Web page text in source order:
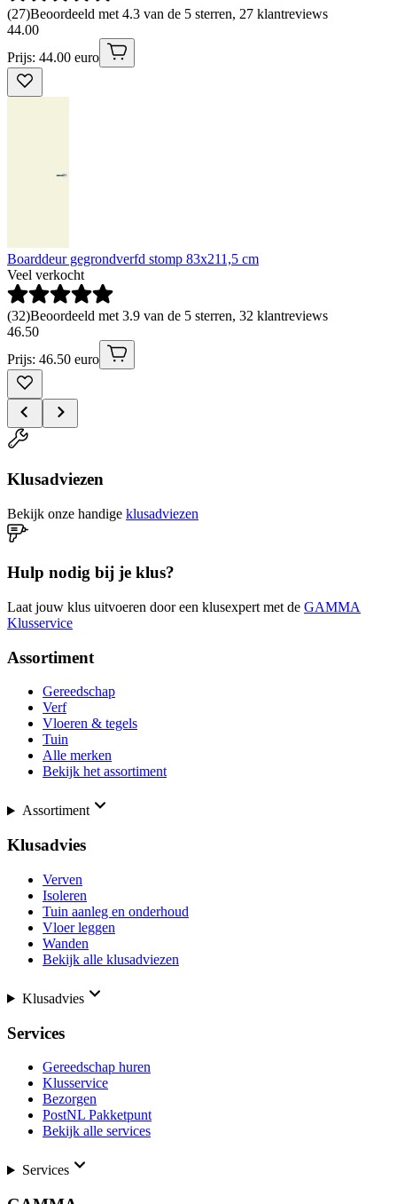
(27)Beoordeeld met 4.3 van de 5 sterren, 27 klantreviews
44.00
Prijs: 44.00 euro
Boarddeur gegrondverfd stomp 83x211,5 cm
Veel verkocht
(32)Beoordeeld met 3.9 van de 5 sterren, 32 klantreviews
46.50
Prijs: 46.50 euro
Klusadviezen
Bekijk onze handige klusadviezen
Hulp nodig bij je klus?
Laat jouw klus uitvoeren door een klusexpert met de GAMMA
Klusservice
Assortiment
Gereedschap
Verf
Vloeren & tegels
Tuin
Alle merken
Bekijk het assortiment
Assortiment
Klusadvies
Verven
Isoleren
Tuin aanleg en onderhoud
Vloer leggen
Wanden
Bekijk alle klusadviezen
Klusadvies
Services
Gereedschap huren
Klusservice
Bezorgen
PostNL Pakketpunt
Bekijk alle services
Services